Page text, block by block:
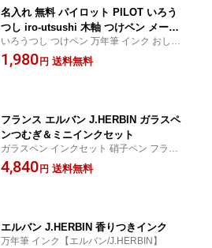
名入れ 無料 パイロット PILOT いろう
つし iro-utsushi 木軸 つけペン メール
便送料無料 翌日配送対応
いろうつし つけペン 万年筆 インク おしゃ
れ
1,980 円 送料無料
フランス エルバン J.HERBIN ガラスペ
ンつむぎ＆ミニインクセット
ガラスペン インクセット 硝子ペン フラン
ス エルバン
4,840 円 送料無料
エルバン J.HERBIN 香りつきインク
万年筆 インク【エルバン/J.HERBIN】